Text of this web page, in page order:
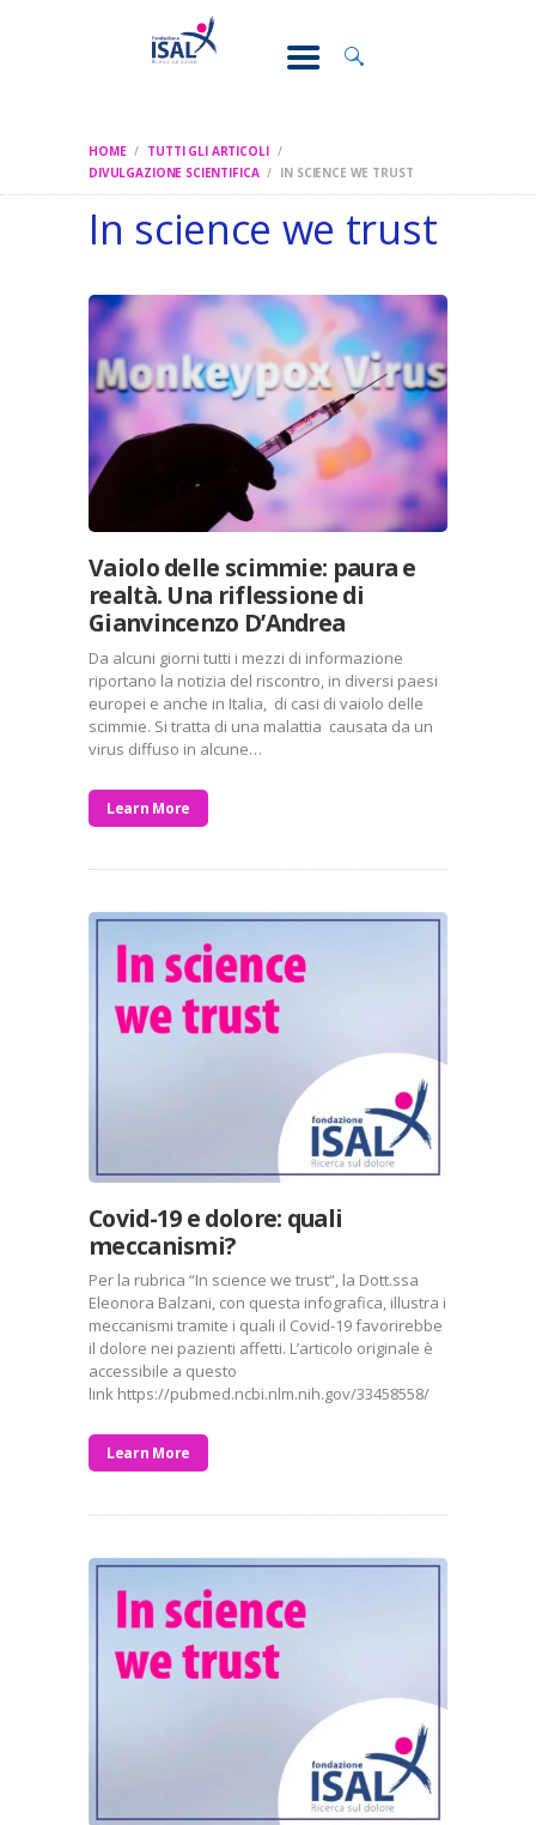
HOME
TUTTI GLI ARTICOLI
DIVULGAZIONE SCIENTIFICA
IN SCIENCE WE TRUST
In science we trust
CONOSCI IL
DOLORE
RICERCA
FORMAZIONE
Vaiolo delle scimmie: paura e
realtà. Una riflessione di
Gianvincenzo D’Andrea
Da alcuni giorni tutti i mezzi di informazione
riportano la notizia del riscontro, in diversi paesi
europei e anche in Italia, di casi di vaiolo delle
scimmie. Si tratta di una malattia causata da un
virus diffuso in alcune…
Learn More
Covid-19 e dolore: quali
meccanismi?
Per la rubrica “In science we trust“, la Dott.ssa
Eleonora Balzani, con questa infografica, illustra i
meccanismi tramite i quali il Covid-19 favorirebbe
il dolore nei pazienti affetti. L’articolo originale è
accessibile a questo
link https://pubmed.ncbi.nlm.nih.gov/33458558/
Learn More